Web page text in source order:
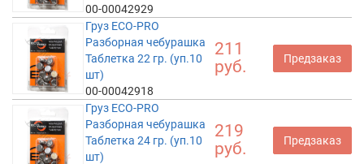
00-00042929
Груз ECO-PRO
Разборная чебурашка
Таблетка 22 гр. (уп.10
шт)
00-00042918
211
руб.
Предзаказ
Груз ECO-PRO
Разборная чебурашка
Таблетка 24 гр. (уп.10
шт)
219
руб.
Предзаказ